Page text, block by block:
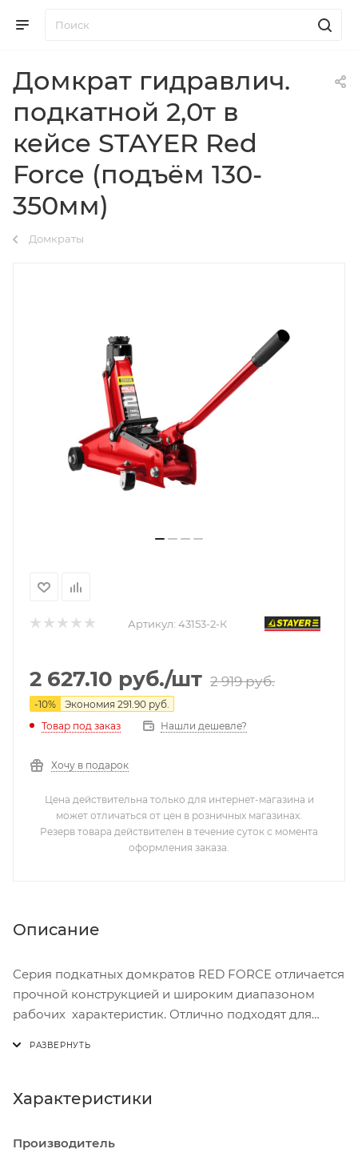
Домкрат гидравлич.
подкатной 2,0т в
кейсе STAYER Red
Force (подъём 130-
350мм)
Домкраты
Артикул: 43153-2-К
2 627.10 руб./шт 2 919руб.
-10% Экономия 291.90 руб.
Товар под заказ
Нашли дешевле?
Хочу в подарок
Цена действительна только для интернет-магазина и
может отличаться от цен в розничных магазинах.
Резерв товара действителен в течение суток с момента
оформления заказа.
Описание
Серия подкатных домкратов RED FORCE отличается
прочной конструкцией и широким диапазоном
рабочих характеристик. Отлично подходят для
багажнике автомобиля.
• Надежная конструкция
Характеристики
Производитель